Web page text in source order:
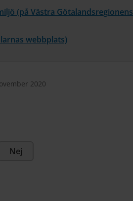
(på Västra Götalandsregionens
webbplats)
2020
Nej